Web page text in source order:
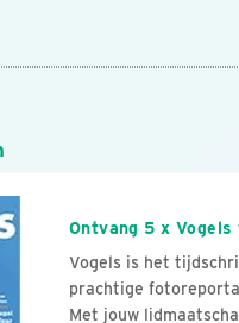
Ontvang 5 x
Vogels is het
prachtige
Met jouw